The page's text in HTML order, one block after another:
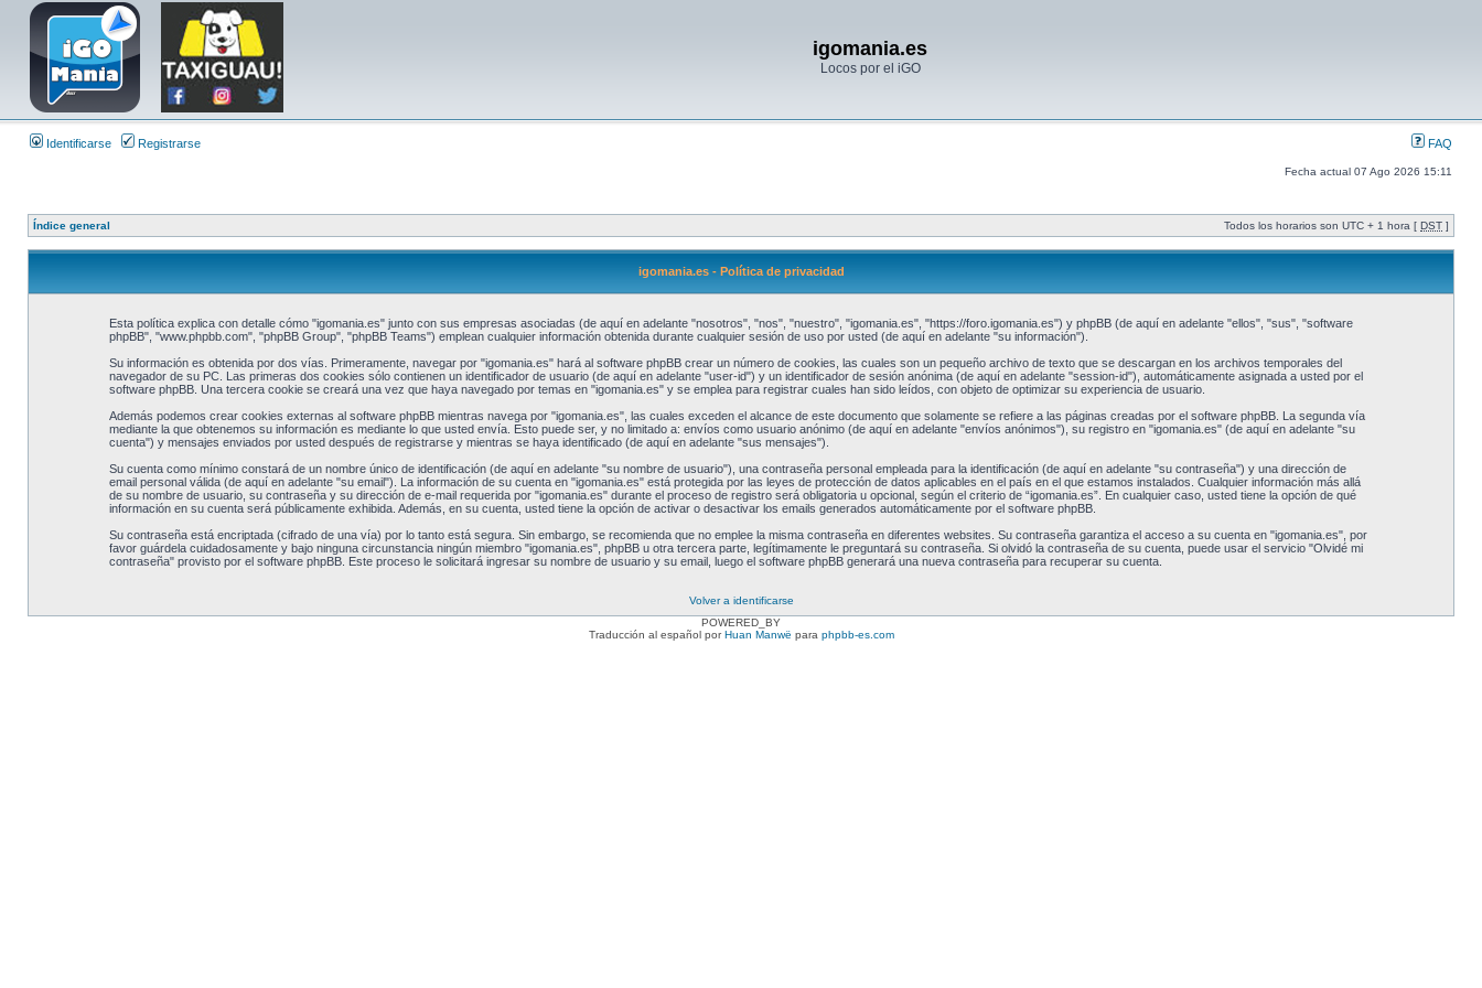
igomania.es
Locos por el iGO
Identificarse Registrarse FAQ
Fecha actual 07 Ago 2026 15:11
Índice general Todos los horarios son UTC + 1 hora [ DST ]
igomania.es - Política de privacidad
Esta política explica con detalle cómo "igomania.es" junto con sus empresas asociadas (de aquí en adelante "nosotros", "nos", "nuestro", "igomania.es", "https://foro.igomania.es") y phpBB (de aquí en adelante "ellos", "sus", "software
phpBB", "www.phpbb.com", "phpBB Group", "phpBB Teams") emplean cualquier información obtenida durante cualquier sesión de uso por usted (de aquí en adelante "su información").
Su información es obtenida por dos vías. Primeramente, navegar por "igomania.es" hará al software phpBB crear un número de cookies, las cuales son un pequeño archivo de texto que se descargan en los archivos temporales del
navegador de su PC. Las primeras dos cookies sólo contienen un identificador de usuario (de aquí en adelante "user-id") y un identificador de sesión anónima (de aquí en adelante "session-id"), automáticamente asignada a usted por el
software phpBB. Una tercera cookie se creará una vez que haya navegado por temas en "igomania.es" y se emplea para registrar cuales han sido leídos, con objeto de optimizar su experiencia de usuario.
Además podemos crear cookies externas al software phpBB mientras navega por "igomania.es", las cuales exceden el alcance de este documento que solamente se refiere a las páginas creadas por el software phpBB. La segunda vía
mediante la que obtenemos su información es mediante lo que usted envía. Esto puede ser, y no limitado a: envíos como usuario anónimo (de aquí en adelante "envíos anónimos"), su registro en "igomania.es" (de aquí en adelante "su
cuenta") y mensajes enviados por usted después de registrarse y mientras se haya identificado (de aquí en adelante "sus mensajes").
Su cuenta como mínimo constará de un nombre único de identificación (de aquí en adelante "su nombre de usuario"), una contraseña personal empleada para la identificación (de aquí en adelante "su contraseña") y una dirección de
email personal válida (de aquí en adelante "su email"). La información de su cuenta en "igomania.es" está protegida por las leyes de protección de datos aplicables en el país en el que estamos instalados. Cualquier información más allá
de su nombre de usuario, su contraseña y su dirección de e-mail requerida por "igomania.es" durante el proceso de registro será obligatoria u opcional, según el criterio de “igomania.es”. En cualquier caso, usted tiene la opción de qué
información en su cuenta será públicamente exhibida. Además, en su cuenta, usted tiene la opción de activar o desactivar los emails generados automáticamente por el software phpBB.
Su contraseña está encriptada (cifrado de una vía) por lo tanto está segura. Sin embargo, se recomienda que no emplee la misma contraseña en diferentes websites. Su contraseña garantiza el acceso a su cuenta en "igomania.es", por
favor guárdela cuidadosamente y bajo ninguna circunstancia ningún miembro "igomania.es", phpBB u otra tercera parte, legítimamente le preguntará su contraseña. Si olvidó la contraseña de su cuenta, puede usar el servicio "Olvidé mi
contraseña" provisto por el software phpBB. Este proceso le solicitará ingresar su nombre de usuario y su email, luego el software phpBB generará una nueva contraseña para recuperar su cuenta.
Volver a identificarse
POWERED_BY
Traducción al español porHuan Manwë para phpbb-es.com